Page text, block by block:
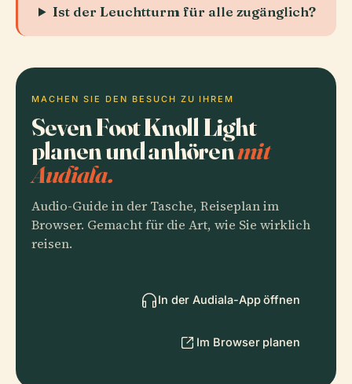
Ist der Leuchtturm für alle zugänglich?
MACHEN SIE DEN BESUCH ZU IHREM
Seven Foot Knoll Light
planen und anhörenmit
Audiala.
Audio-Guide in der Tasche, Reiseplan im
Browser. Gemacht für die Art, wie Sie wirklich
reisen.
In der Audiala-App öffnen
Im Browser planen